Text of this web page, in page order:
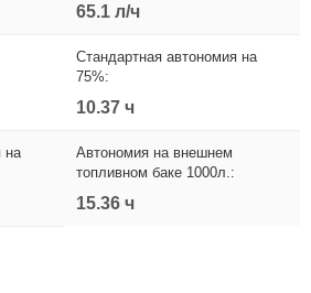
65.1 л/ч
Стандартная автономия на
75%:
10.37 ч
на
Автономия на внешнем
топливном баке 1000л.:
15.36 ч